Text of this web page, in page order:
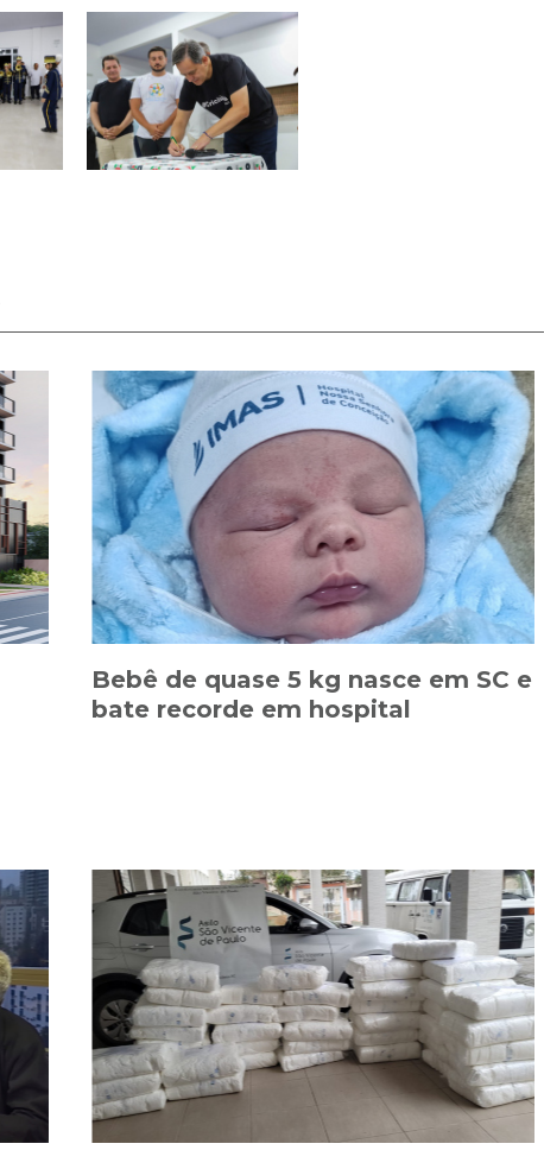
Bebê de quase 5 kg nasce em SC e
bate recorde em hospital